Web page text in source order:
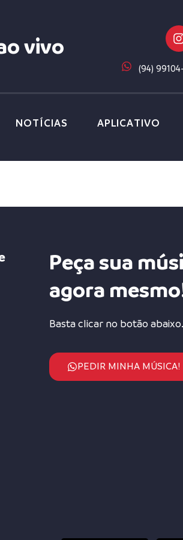
vivo
(94)
NOTÍCIAS APLICATIVO
Peça sua
agora
Basta clicar no botão abaixo.
PEDIR MINHA MÚSICA!